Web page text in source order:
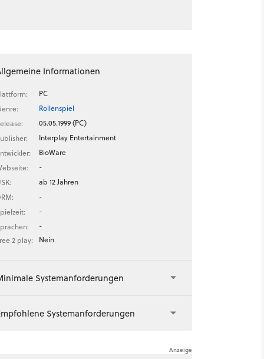
Informationen
PC
Rollenspiel
05.05.1999 (PC)
Interplay Entertainment
BioWare
-
ab 12 Jahren
-
-
-
2 play:
Nein
Systemanforderungen
Systemanforderungen